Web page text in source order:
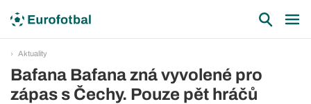
Aktuality
Bafana Bafana zná vyvolené pro
zápas s Čechy. Pouze pět hráčů